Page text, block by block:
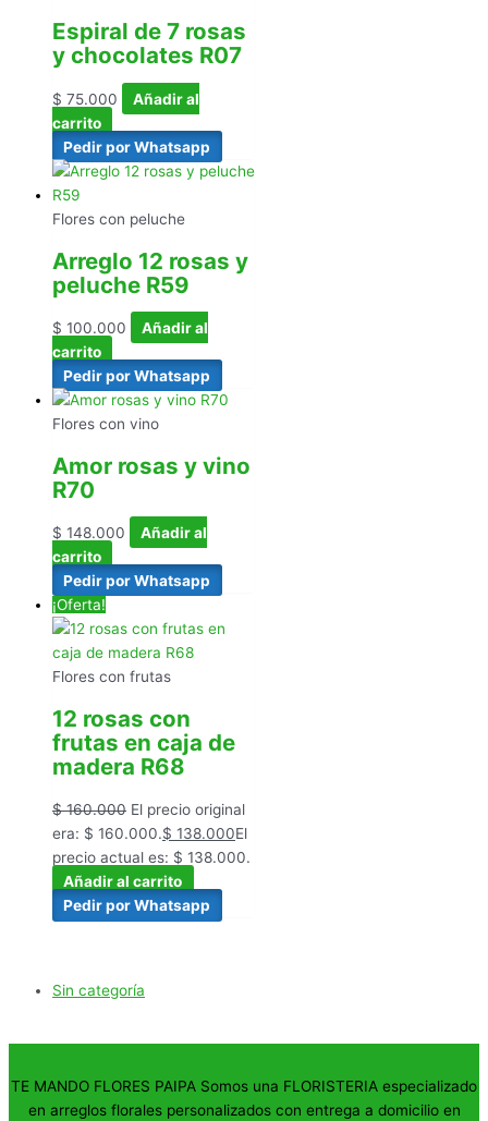
Espiral de 7 rosas
y chocolates R07
$ 75.000
Añadir al
carrito
Pedir por Whatsapp
Flores con peluche
Arreglo 12 rosas y
peluche R59
$ 100.000
Añadir al
carrito
Pedir por Whatsapp
Flores con vino
Amor rosas y vino
R70
$ 148.000
Añadir al
carrito
Pedir por Whatsapp
¡Oferta!
Flores con frutas
12 rosas con
frutas en caja de
madera R68
$160.000 El precio original
era: $ 160.000.$ 138.000El
precio actual es: $ 138.000.
Añadir al carrito
Pedir por Whatsapp
Sin categoría
TE MANDO FLORES PAIPA Somos una FLORISTERIA especializado
en arreglos florales personalizados con entrega a domicilio en